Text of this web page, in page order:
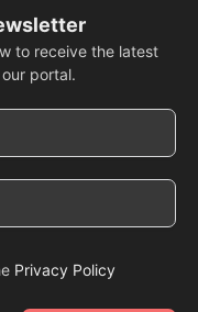
to receive the latest
portal.
Privacy Policy